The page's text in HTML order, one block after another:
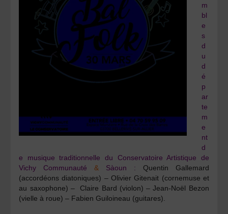
m
bl
e
s
d
u
d
é
p
ar
te
m
e
nt
d
e musique traditionnelle du Conservatoire Artistique de
Vichy Communauté& Sàoun : Quentin Gallemard
(accordéons diatoniques) – Olivier Gitenait (cornemuse et
au saxophone) – Claire Bard (violon) –Jean-Noël Bezon
(vielle à roue) – Fabien Guiloineau (guitares).